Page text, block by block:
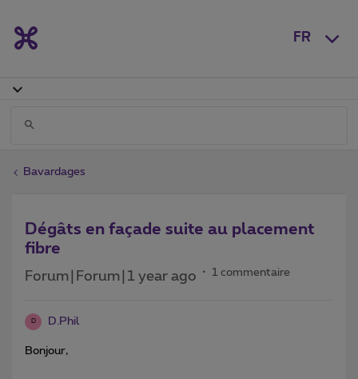
FR
Bavardages
Dégâts en façade suite au placement
fibre
Forum|Forum|1 year ago 1 commentaire
D D.Phil
Bonjour,